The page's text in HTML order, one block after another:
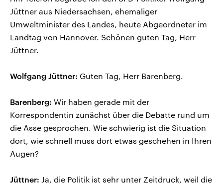
Jüttner aus Niedersachsen, ehemaliger
Umweltminister des Landes, heute Abgeordneter im
Landtag von Hannover. Schönen guten Tag, Herr
Jüttner.
Wolfgang Jüttner: Guten Tag, Herr Barenberg.
Barenberg: Wir haben gerade mit der
Korrespondentin zunächst über die Debatte rund um
die Asse gesprochen. Wie schwierig ist die Situation
dort, wie schnell muss dort etwas geschehen in Ihren
Augen?
Jüttner: Ja, die Politik ist sehr unter Zeitdruck, weil die